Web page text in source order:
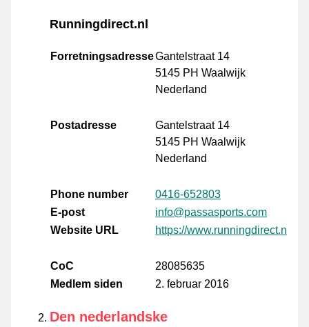
Runningdirect.nl
ForretningsadresseGantelstraat 14
5145 PH Waalwijk
Nederland
Postadresse
Gantelstraat 14
5145 PH Waalwijk
Nederland
Phone number
0416-652803
E-post
info@passasports.com
Website URL
https://www.runningdirect.nl
CoC
28085635
Medlem siden
2. februar 2016
Den nederlandske